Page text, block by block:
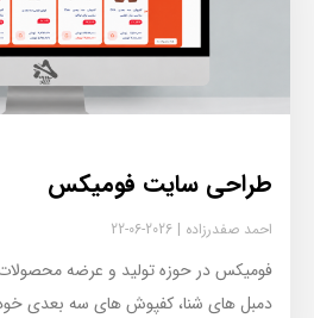
طراحی سایت فومیکس
احمد صفدرزاده
فومیکس در حوزه تولید و عرضه
دمبل های شنا، کفپوش های سه بعدی